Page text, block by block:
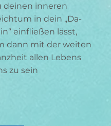
deinen inneren
in dein „Da-
einfließen lässt,
dann mit der weiten
allen Lebens
zu sein